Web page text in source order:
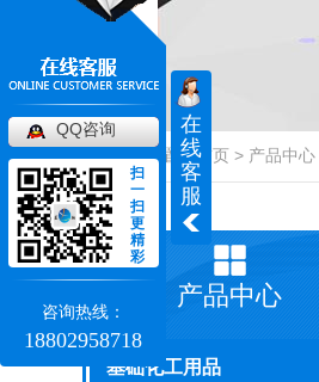
当前位置：首页 > 产品中心
产品中心
基础化工用品
在
线
客
服
QQ咨询
扫
一
扫
更
精
彩
咨询热线：
18802958718